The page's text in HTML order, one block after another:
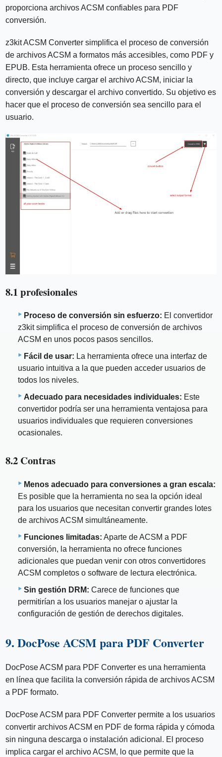
proporciona archivos ACSM confiables para PDF
conversión.
z3kit ACSM Converter simplifica el proceso de conversión
de archivos ACSM a formatos más accesibles, como PDF y
EPUB. Esta herramienta ofrece un proceso sencillo y
directo, que incluye cargar el archivo ACSM, iniciar la
conversión y descargar el archivo convertido. Su objetivo es
hacer que el proceso de conversión sea sencillo para el
usuario.
8.1 profesionales
Proceso de conversión sin esfuerzo: El convertidor
z3kit simplifica el proceso de conversión de archivos
ACSM en unos pocos pasos sencillos.
Fácil de usar: La herramienta ofrece una interfaz de
usuario intuitiva a la que pueden acceder usuarios de
todos los niveles.
Adecuado para necesidades individuales: Este
convertidor podría ser una herramienta ventajosa para
usuarios individuales que requieren conversiones
ocasionales.
8.2 Contras
Menos adecuado para conversiones a gran escala:
Es posible que la herramienta no sea la opción ideal
para los usuarios que necesitan convertir grandes lotes
de archivos ACSM simultáneamente.
Funciones limitadas: Aparte de ACSM a PDF
conversión, la herramienta no ofrece funciones
adicionales que puedan venir con otros convertidores
ACSM completos o software de lectura electrónica.
Sin gestión DRM: Carece de funciones que
permitirían a los usuarios manejar o ajustar la
configuración de gestión de derechos digitales.
9. DocPose ACSM para PDF Converter
DocPose ACSM para PDF Converter es una herramienta
en línea que facilita la conversión rápida de archivos ACSM
a PDF formato.
DocPose ACSM para PDF Converter permite a los usuarios
convertir archivos ACSM en PDF de forma rápida y cómoda
sin ninguna descarga o instalación adicional. El proceso
implica cargar el archivo ACSM, lo que permite que la